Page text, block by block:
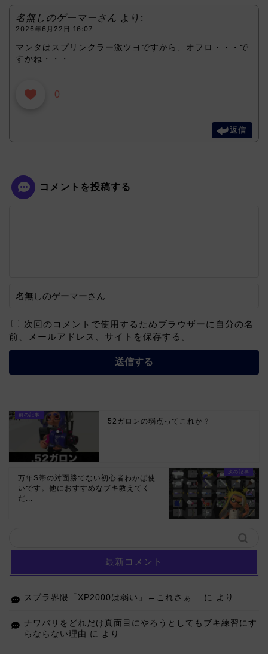
名無しのゲーマーさん より:
2026年6月22日 16:07
マンタはスプリンクラー激ツヨですから、オフロ・・・で
すかね・・・
0
返信
コメントを投稿する
次回のコメントで使用するためブラウザーに自分の名
前、メールアドレス、サイトを保存する。
52ガロンの弱点ってこれか？
万年S帯の対面勝てない初心者わかば使
いです。他におすすめなブキ教えてく
だ...
最新コメント
スプラ界隈「XP2000は弱い」←これさぁ… に より
ナワバリをどれだけ真面目にやろうとしてもブキ練習にす
らならない理由 に より